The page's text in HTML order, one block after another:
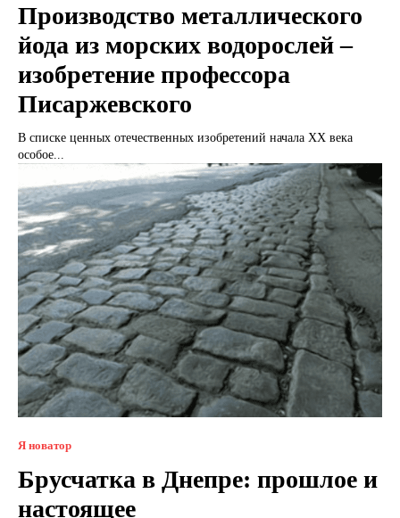
Производство металлического
йода из морских водорослей –
изобретение профессора
Писаржевского
В списке ценных отечественных изобретений начала XX века
особое...
Я новатор
Брусчатка в Днепре: прошлое и
настоящее